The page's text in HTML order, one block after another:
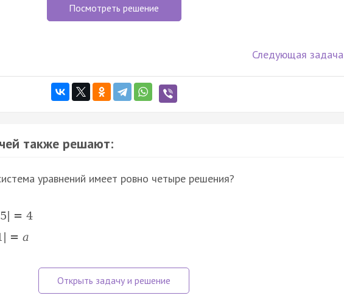
Посмотреть решение
Следующая задача
также решают:
уравнений имеет ровно четыре решения?
5 = 4
= a